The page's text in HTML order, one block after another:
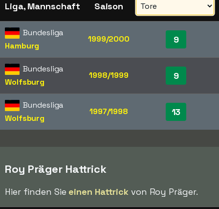
Liga, Mannschaft Saison
Bundesliga
Hamburg
1999/2000 9
Bundesliga
Wolfsburg
1998/1999 9
Bundesliga
Wolfsburg
1997/1998 13
Roy Präger Hattrick
Hier finden Sie einen Hattrick von Roy Präger.